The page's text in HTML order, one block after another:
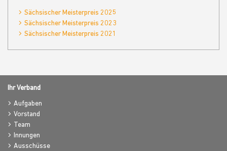
Sächsischer Meisterpreis 2025
Sächsischer Meisterpreis 2023
Sächsischer Meisterpreis 2021
Ihr Verband
Aufgaben
Vorstand
Team
Innungen
Ausschüsse